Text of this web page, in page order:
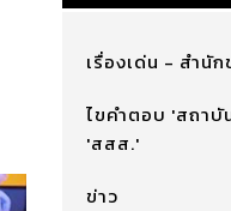
เรื่องเด่น - สำนัก
ไขคำตอบ 'สถาบั
'สสส.'
ข่าว